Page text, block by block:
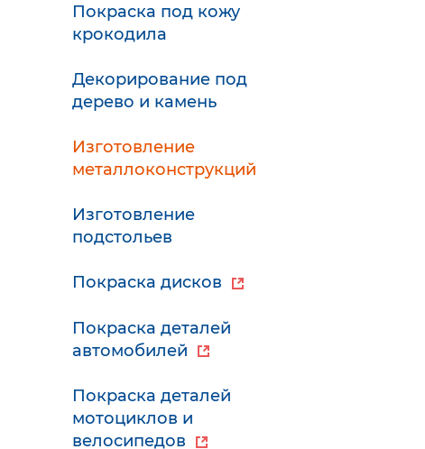
Покраска под кожу
крокодила
Декорирование под
дерево и камень
Изготовление
металлоконструкций
Изготовление
подстольев
Покраска дисков
Покраска деталей
автомобилей
Покраска деталей
мотоциклов и
велосипедов